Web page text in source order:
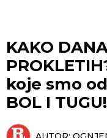
KAKO
koje smo
BOL I